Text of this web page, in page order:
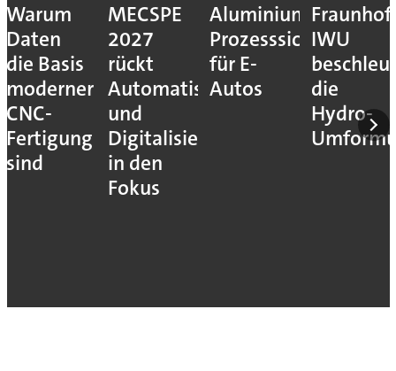
Warum
Daten
die Basis
moderner
CNC-
Fertigung
sind
MECSPE
2027
rückt
Automatisierung
und
Digitalisierung
in den
Fokus
Prozesssicher
für E-
Autos
IWU
die
Hydro-